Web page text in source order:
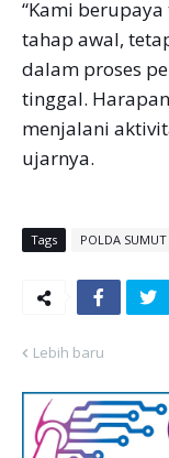
“Kami
tahap awal,
dalam proses
tinggal.
menjalani
ujarnya.
Tags POLDA SUMUT
Lebih baru